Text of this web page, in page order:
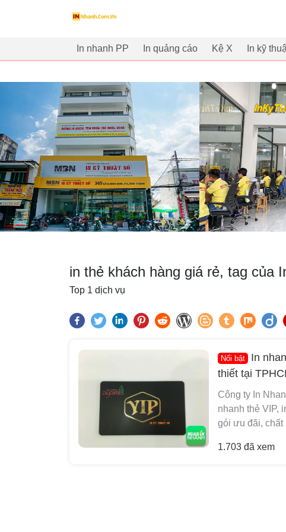
innhanh.com.vn
In nhanh PP In quảng cáo Kệ X In kỹ
in thẻ khách hàng giá rẻ, tag của
Top 1 dịch vụ
Nổi bật
In
thiết tại
Công ty In
nhanh thẻ VIP,
gói ưu đãi, chất
1.703 đã xem